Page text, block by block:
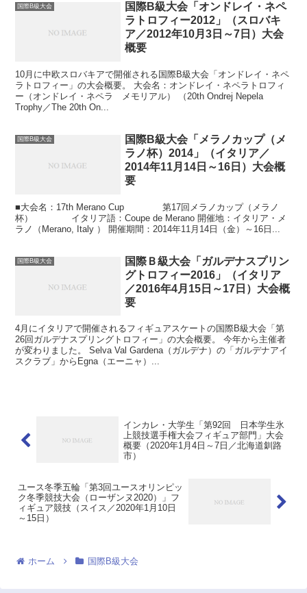
国際B級大会
国際B級大会「オンドレイ・ネペ
ラトロフィー2012」（スロバキ
ア／2012年10月3日～7日）大会
概要
10月に中欧スロバキアで開催される国際B級大会「オンドレイ・ネペ
ラトロフィー」の大会概要。 大会名：オンドレイ・ネペラトロフィ
ー（オンドレイ・ネペラ メモリアル） （20th Ondrej Nepela
Trophy／The 20th On...
国際B級大会
国際B級大会「メラノカップ（メ
ラノ杯）2014」（イタリア／
2014年11月14日～16日）大会概
要
■大会名：17th Merano Cup 第17回メラノカップ（メラノ
杯） イタリア語：Coupe de Merano 開催地：イタリア・メ
ラノ（Merano, Italy ） 開催期間：2014年11月14日（金）～16日...
国際B級大会
国際Ｂ級大会「ガルデナスプリン
グトロフィー2016」（イタリア
／2016年4月15日～17日）大会概
要
4月にイタリアで開催されるフィギュアスケートの国際B級大会「第
26回ガルデナスプリングトロフィー」の大会概要。 今年から主催者
が変わりました。 Selva Val Gardena（ガルデナ）の「ガルデナアイ
スクラブ」からEgna（エーニャ）...
インカレ・大学生「第92回 日本学生氷
上競技選手権大会フィギュア部門」大会
概要（2020年1月4日～7日／北海道釧路
市）
ユース冬季五輪「第3回ユースオリンピッ
ク冬季競技大会（ローザンヌ2020）」フ
ィギュア競技（スイス／2020年1月10日
～15日）
ホーム 国際B級大会